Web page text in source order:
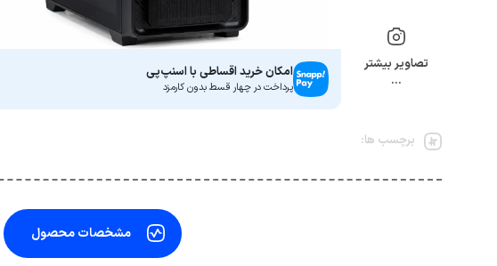
تصاویر بیشتر
…
امکان خرید اقساطی با اسنپ‌پی
پرداخت در چهار قسط بدون کارمزد
برچسب ها:
مشخصات محصول